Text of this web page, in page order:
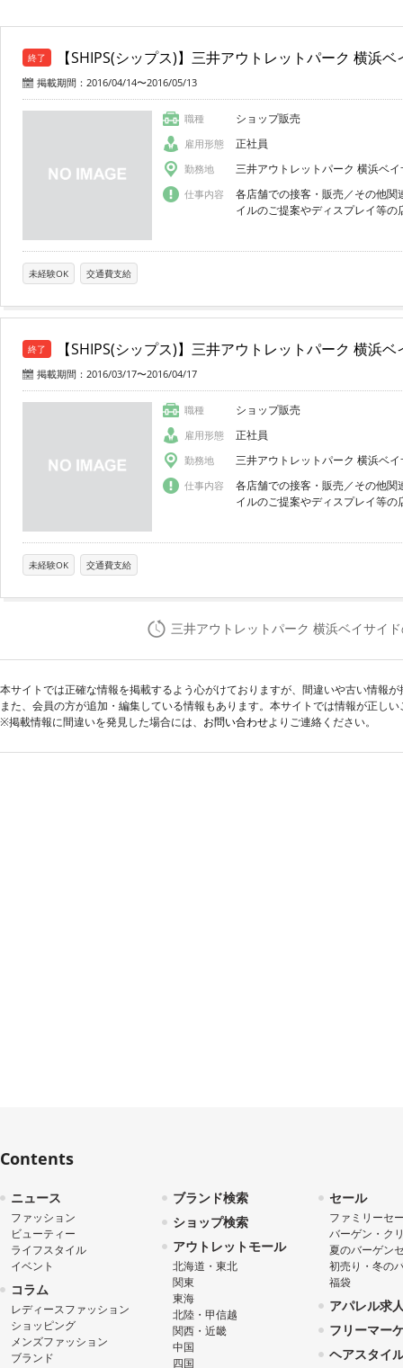
終了 【SHIPS(シップス)】三井アウトレットパーク 横浜
掲載期間：2016/04/14〜2016/05/13
職種 ショップ販売
雇用形態 正社員
勤務地 三井アウトレットパーク 横浜ベ
仕事内容
各店舗での接客・販売／その他
イルのご提案やディスプレイ等
未経験OK 交通費支給
終了 【SHIPS(シップス)】三井アウトレットパーク 横浜
掲載期間：2016/03/17〜2016/04/17
職種 ショップ販売
雇用形態 正社員
勤務地 三井アウトレットパーク 横浜ベ
仕事内容
各店舗での接客・販売／その他
イルのご提案やディスプレイ等
未経験OK 交通費支給
三井アウトレットパーク 横浜ベイサイ
本サイトでは正確な情報を掲載するよう心がけておりますが、間違いや古い情報
また、会員の方が追加・編集している情報もあります。本サイトでは情報が正し
※掲載情報に間違いを発見した場合には、 お問い合わせよりご連絡ください。
Contents
ニュース
ファッション
ビューティー
ライフスタイル
イベント
コラム
レディースファッション
ショッピング
メンズファッション
ブランド
ブランド検索
ショップ検索
アウトレットモール
北海道・東北
関東
東海
北陸・甲信越
関西・近畿
中国
四国
セール
ファミリーセ
バーゲン・ク
夏のバーゲン
初売り・冬の
福袋
アパレル求
フリーマー
ヘアスタイ